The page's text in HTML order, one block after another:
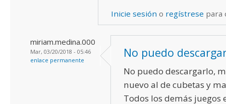
Inicie sesión o regístrese para
miriam.medina.000
Mar, 03/20/2018 - 05:46
enlace permanente
No puedo
No puedo descargarlo,
nuevo al de cubetas y
Todos los demás juegos